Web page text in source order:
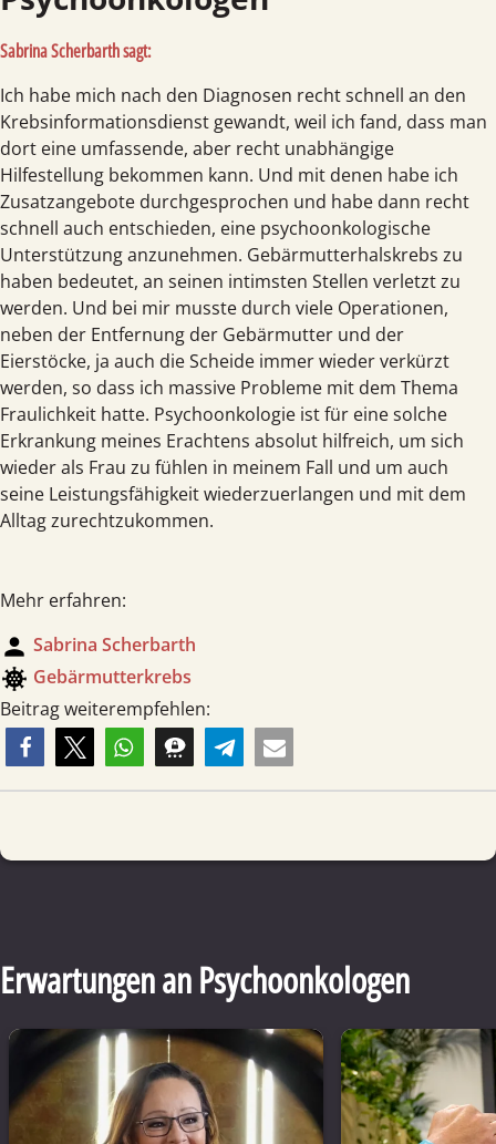
Sabrina Scherbarth sagt:
Ich habe mich nach den Diagnosen recht schnell an den
Krebsinformationsdienst gewandt, weil ich fand, dass man
dort eine umfassende, aber recht unabhängige
Hilfestellung bekommen kann. Und mit denen habe ich
Zusatzangebote durchgesprochen und habe dann recht
schnell auch entschieden, eine psychoonkologische
Unterstützung anzunehmen. Gebärmutterhalskrebs zu
haben bedeutet, an seinen intimsten Stellen verletzt zu
werden. Und bei mir musste durch viele Operationen,
neben der Entfernung der Gebärmutter und der
Eierstöcke, ja auch die Scheide immer wieder verkürzt
werden, so dass ich massive Probleme mit dem Thema
Fraulichkeit hatte. Psychoonkologie ist für eine solche
Erkrankung meines Erachtens absolut hilfreich, um sich
wieder als Frau zu fühlen in meinem Fall und um auch
seine Leistungsfähigkeit wiederzuerlangen und mit dem
Alltag zurechtzukommen.
Mehr erfahren:
person Sabrina Scherbarth
coronavirus Gebärmutterkrebs
Beitrag weiterempfehlen:
Erwartungen an Psychoonkologen